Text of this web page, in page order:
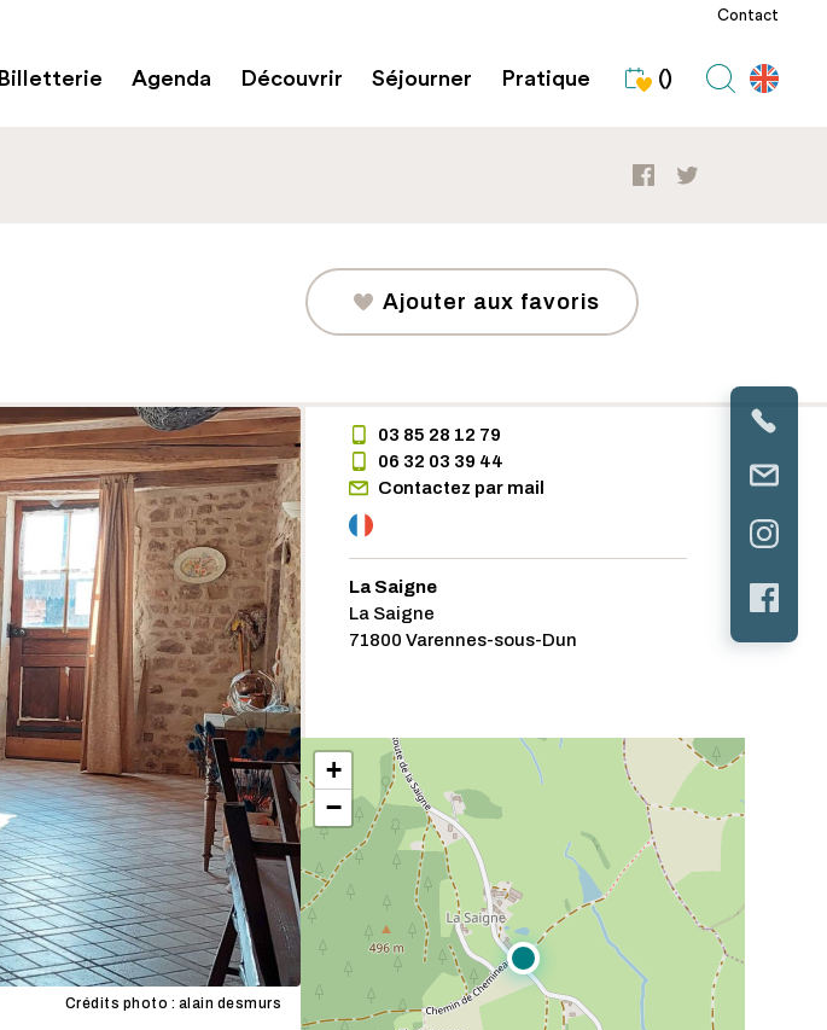
Contact
Billetterie Agenda Découvrir Séjourner Pratique ()
Ajouter aux favoris
Crédits photo : alain desmurs
03 85 28 12 79
06 32 03 39 44
Contactez par mail
La Saigne
La Saigne
71800 Varennes-sous-Dun
+
−